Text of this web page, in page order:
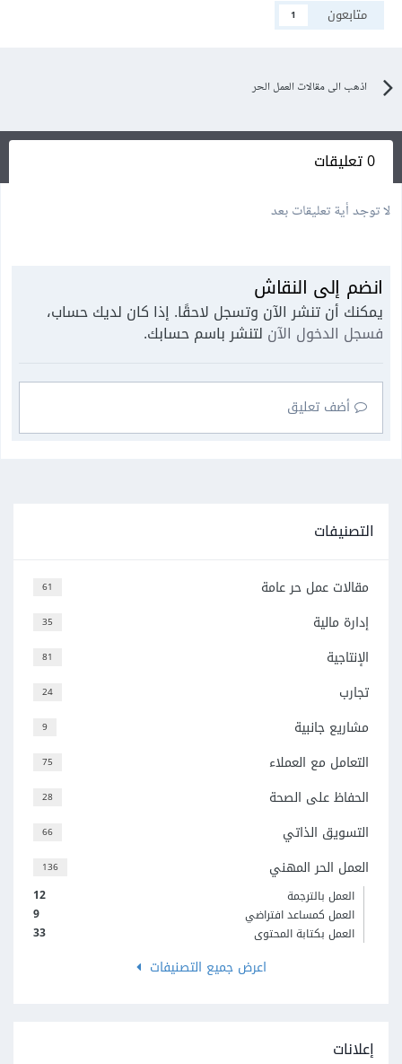
متابعون 1
اذهب الى مقالات العمل الحر
0 تعليقات
لا توجد أية تعليقات بعد
انضم إلى النقاش
يمكنك أن تنشر الآن وتسجل لاحقًا. إذا كان لديك حساب،
فسجل الدخول الآن لتنشر باسم حسابك.
أضف تعليق
التصنيفات
61 مقالات عمل حر عامة
35 إدارة مالية
81 الإنتاجية
24 تجارب
9 مشاريع جانبية
75 التعامل مع العملاء
28 الحفاظ على الصحة
66 التسويق الذاتي
136 العمل الحر المهني
12
العمل بالترجمة
9
العمل كمساعد افتراضي
33
العمل بكتابة المحتوى
اعرض جميع التصنيفات
إعلانات